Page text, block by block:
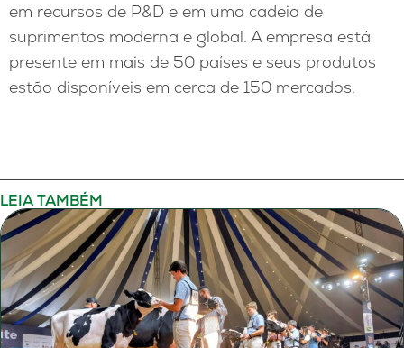
em recursos de P&D e em uma cadeia de
suprimentos moderna e global. A empresa está
presente em mais de 50 países e seus produtos
estão disponíveis em cerca de 150 mercados.
LEIA TAMBÉM